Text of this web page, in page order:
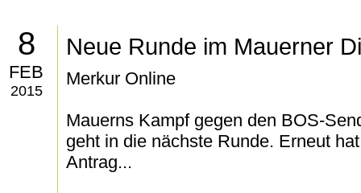
8
FEB
2015
Neue Runde im Mauerner
Merkur Online
Mauerns Kampf gegen den BOS-
geht in die nächste Runde. Erneut
Antrag...